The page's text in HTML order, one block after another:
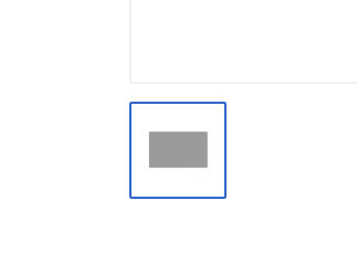
Цветные металлы